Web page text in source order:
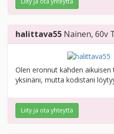
halittava55 Nainen, 60v
Olen eronnut kahden
yksinäni, mutta kodistani
Liity ja ota yhteyttä